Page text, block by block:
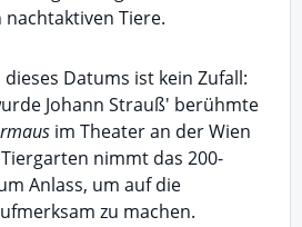
Tiere.
Datums ist kein Zufall:
Johann Strauß' berühmte
im Theater an der Wien
nimmt das 200-
Anlass, um auf die
zu machen.